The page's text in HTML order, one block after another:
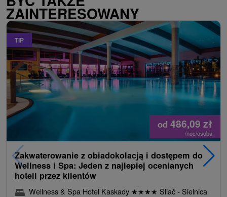
ZAINTERESOWANY
TIP
od 486,09 zł
/noc/osoba
Zakwaterowanie z obiadokolacją i dostępem do
Wellness i Spa: Jeden z najlepiej ocenianych
hoteli przez klientów
Wellness & Spa Hotel Kaskady ★★★★ Sliač - Sielnica